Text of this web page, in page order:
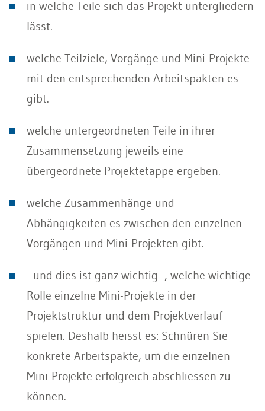
in welche Teile sich das Projekt untergliedern
lässt.
welche Teilziele, Vorgänge und Mini-Projekte
mit den entsprechenden Arbeitspakten es
gibt.
welche untergeordneten Teile in ihrer
Zusammensetzung jeweils eine
übergeordnete Projektetappe ergeben.
welche Zusammenhänge und
Abhängigkeiten es zwischen den einzelnen
Vorgängen und Mini-Projekten gibt.
- und dies ist ganz wichtig -, welche wichtige
Rolle einzelne Mini-Projekte in der
Projektstruktur und dem Projektverlauf
spielen. Deshalb heisst es: Schnüren Sie
konkrete Arbeitspakte, um die einzelnen
Mini-Projekte erfolgreich abschliessen zu
können.